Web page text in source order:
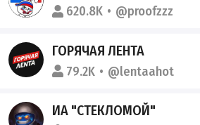
620.8K @proofzzz
ГОРЯЧАЯ ЛЕНТА
79.2K @lentaahot
ИА "СТЕКЛОМОЙ"